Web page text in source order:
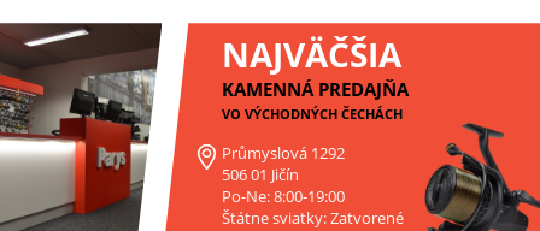
NAJVÄČŠIA
KAMENNÁ PREDAJŇA
VO VÝCHODNÝCH ČECHÁCH
Průmyslová 1292
506 01 Jičín
Po-Ne: 8:00-19:00
Štátne sviatky: Zatvorené